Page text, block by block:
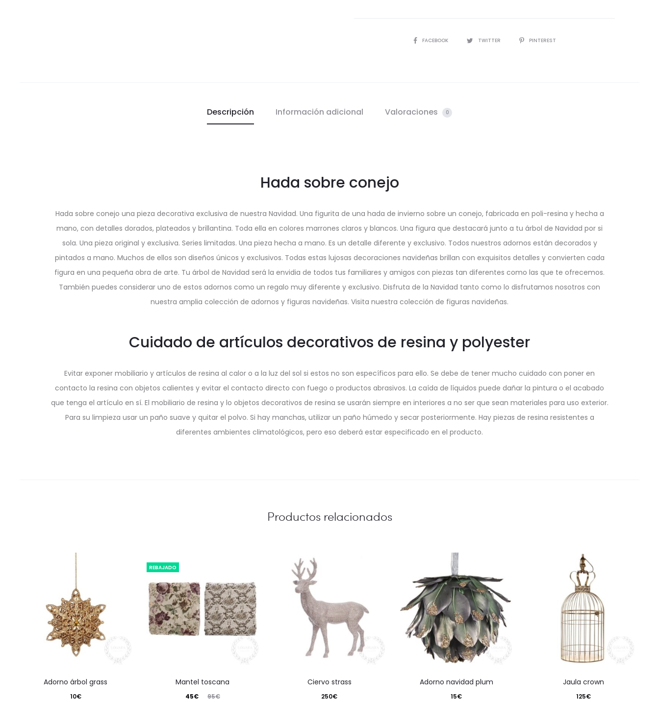
COMPARTIR
FACEBOOK TWITTER PINTEREST
Descripción Información adicional Valoraciones 0
Hada sobre conejo
Hada sobre conejo una pieza decorativa exclusiva de nuestra Navidad. Una figurita de una hada de invierno sobre un conejo, fabricada en poli-resina y hecha a
mano, con detalles dorados, plateados y brillantina. Toda ella en colores marrones claros y blancos. Una figura que destacará junto a tu árbol de Navidad por si
sola. Una pieza original y exclusiva. Series limitadas. Una pieza hecha a mano. Es un detalle diferente y exclusivo. Todos nuestros adornos están decorados y
pintados a mano. Muchos de ellos son diseños únicos y exclusivos. Todas estas lujosas decoraciones navideñas brillan con exquisitos detalles y convierten cada
figura en una pequeña obra de arte. Tu árbol de Navidad será la envidia de todos tus familiares y amigos con piezas tan diferentes como las que te ofrecemos.
También puedes considerar uno de estos adornos como un regalo muy diferente y exclusivo. Disfruta de la Navidad tanto como lo disfrutamos nosotros con
nuestra amplia colección de adornos y figuras navideñas. Visita nuestra colección de figuras navideñas.
Cuidado de artículos decorativos de resina y polyester
Evitar exponer mobiliario y artículos de resina al calor o a la luz del sol si estos no son específicos para ello. Se debe de tener mucho cuidado con poner en
contacto la resina con objetos calientes y evitar el contacto directo con fuego o productos abrasivos. La caída de líquidos puede dañar la pintura o el acabado
que tenga el artículo en sí. El mobiliario de resina y lo objetos decorativos de resina se usarán siempre en interiores a no ser que sean materiales para uso exterior.
Para su limpieza usar un paño suave y quitar el polvo. Si hay manchas, utilizar un paño húmedo y secar posteriormente. Hay piezas de resina resistentes a
diferentes ambientes climatológicos, pero eso deberá estar especificado en el producto.
Productos relacionados
adorno árbol grass
10€
REBAJADO
mantel toscana
95€
El
45€
ciervo strass
250€
adorno navidad plum
15€
jaula crown
125€